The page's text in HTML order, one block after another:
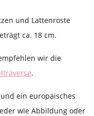
und Lattenroste
ca. 18 cm.
wir die
.
ein europäisches
wie Abbildung oder